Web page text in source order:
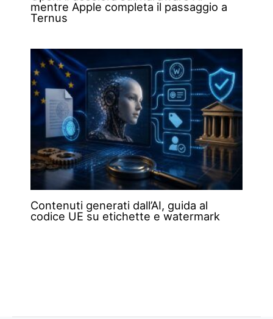
mentre Apple completa il passaggio a
Ternus
Contenuti generati dall’AI, guida al
codice UE su etichette e watermark